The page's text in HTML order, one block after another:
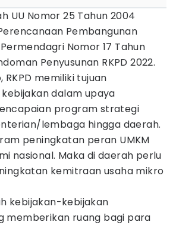
UU Nomor 25 Tahun 2004
Pembangunan
Nomor 17 Tahun
Penyusunan RKPD 2022.
RKPD memiliki tujuan
dalam upaya
program strategi
lembaga hingga daerah.
peningkatan peran UMKM
nasional. Maka di daerah perlu
kemitraan usaha mikro
kebijakan-kebijakan
memberikan ruang bagi para